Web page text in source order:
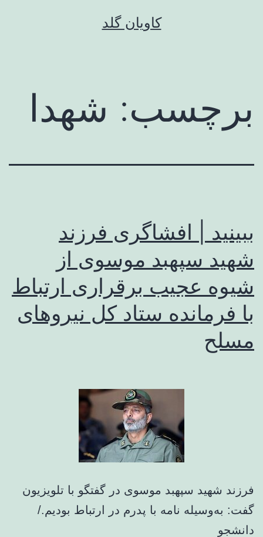
کاویان گلد
برچسب: شهدا
ببینید | افشاگری فرزند
شهید سپهبد موسوی از
شیوه عجیب برقراری ارتباط
با فرمانده ستاد کل نیروهای
مسلح
فرزند شهید سپهبد موسوی در گفتگو با تلویزیون
گفت: به‌وسیله نامه با پدرم در ارتباط بودیم./
دانشجو